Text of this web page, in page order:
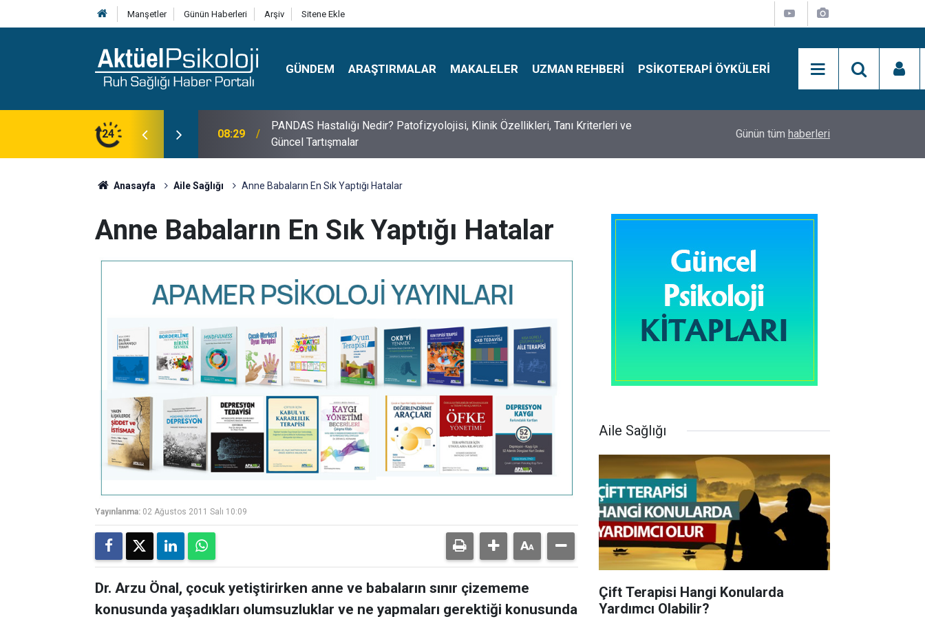
Manşetler Günün Haberleri Arşiv Sitene Ekle
GÜNDEM ARAŞTIRMALAR MAKALELER UZMAN REHBERI PSIKOTERAPI ÖYKÜLERI
24
Klinik Özellikleri, Tanı Kriterleri ve
10:30 10 Mayıs Psikologlar Günü Nasıl Ortaya Çıktı? 10 Mayıs Tarihinin Hikayesi Simon Says Dikkat Programı Nedir?
Günün tüm haberleri
Anasayfa Aile Sağlığı Anne Babaların En Sık Yaptığı Hatalar
Anne Babaların En Sık Yaptığı Hatalar
Yayınlanma: 02 Ağustos 2011 Salı 10:09
Dr. Arzu Önal, çocuk yetiştirirken anne ve babaların sınır çizememe
konusunda yaşadıkları olumsuzluklar ve ne yapmaları gerektiği konusunda
Aile Sağlığı
Çift Terapisi Hangi Konularda
Yardımcı Olabilir?